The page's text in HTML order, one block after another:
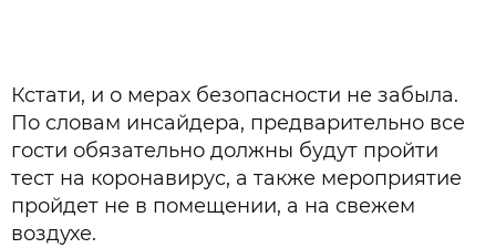
Кстати, и о мерах безопасности не забыла.
По словам инсайдера, предварительно все
гости обязательно должны будут пройти
тест на коронавирус, а также мероприятие
пройдет не в помещении, а на свежем
воздухе.